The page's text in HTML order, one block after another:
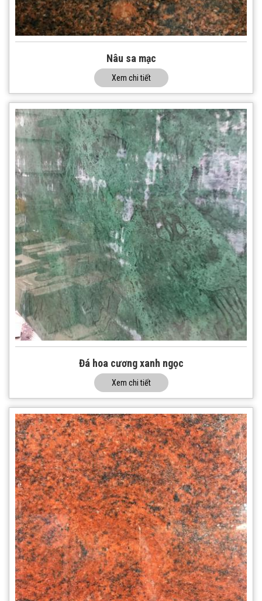
Nâu sa mạc
Xem chi tiết
Đá hoa cương xanh ngọc
Xem chi tiết